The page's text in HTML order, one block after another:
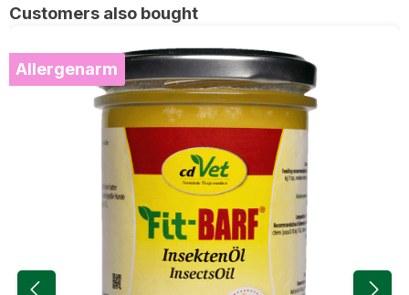
Ignorer la galerie de produits
Customers also bought
Allergenarm